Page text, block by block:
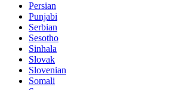
Persian
Punjabi
Serbian
Sesotho
Sinhala
Slovak
Slovenian
Somali